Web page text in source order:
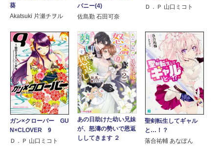
葵
Akatsuki 片瀬チヲル
パニー(4)
佐島勤 石田可奈
Ｄ．Ｐ 山口ミコト
ガン×クローバー GU
N×CLOVER 9
Ｄ．Ｐ 山口ミコト
あの日助けた幼い兄妹
が、怒濤の勢いで恩返
ししてきます ２
聖剣転生してギャル
と…！？
落合祐輔 あなぽん